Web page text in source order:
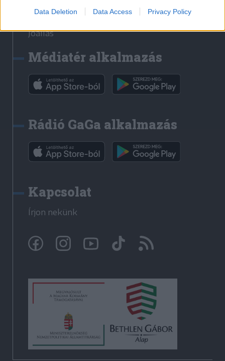
Data Deletion Data Access Privacy Policy
Jóállás
Médiatér alkalmazás
Rádió GaGa alkalmazás
Kapcsolat
Írjon nekünk